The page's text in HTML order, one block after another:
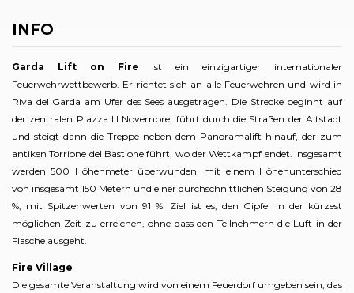
INFO
Garda Lift on Fire ist ein einzigartiger internationaler
Feuerwehrwettbewerb. Er richtet sich an alle Feuerwehren und wird in
Riva del Garda am Ufer des Sees ausgetragen. Die Strecke beginnt auf
der zentralen Piazza III Novembre, führt durch die Straßen der Altstadt
und steigt dann die Treppe neben dem Panoramalift hinauf, der zum
antiken Torrione del Bastione führt, wo der Wettkampf endet. Insgesamt
werden 500 Höhenmeter überwunden, mit einem Höhenunterschied
von insgesamt 150 Metern und einer durchschnittlichen Steigung von 28
%, mit Spitzenwerten von 91 %. Ziel ist es, den Gipfel in der kürzest
möglichen Zeit zu erreichen, ohne dass den Teilnehmern die Luft in der
Flasche ausgeht.
Fire Village
Die gesamte Veranstaltung wird von einem Feuerdorf umgeben sein, das